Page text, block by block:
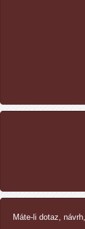
Máte-li dotaz,